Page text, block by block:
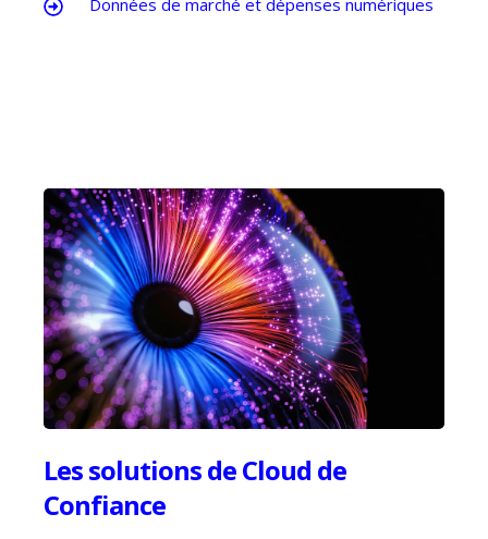
Données de marché et dépenses numériques
Les solutions de Cloud de
Confiance